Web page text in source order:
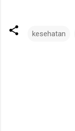
kesehatan